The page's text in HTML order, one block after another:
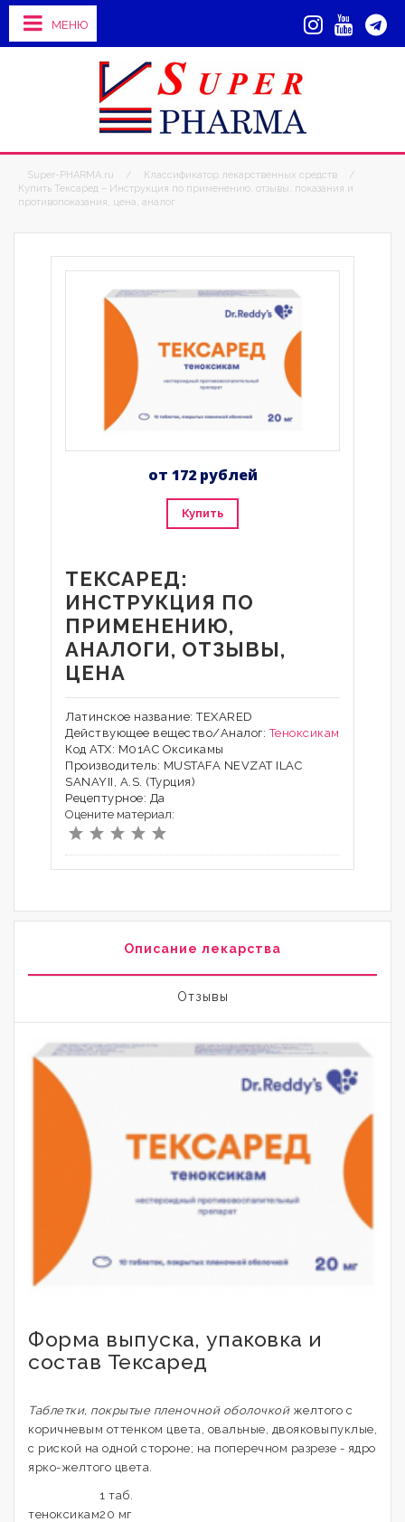
МЕНЮ
Super-PHARMA.ru / Классификатор лекарственных средств
/
Купить Тексаред – Инструкция по применению, отзывы, показания и
противопоказания, цена, аналог
от 172 рублей
Купить
ТЕКСАРЕД:
ИНСТРУКЦИЯ ПО
ПРИМЕНЕНИЮ,
АНАЛОГИ, ОТЗЫВЫ,
ЦЕНА
Латинское название: TEXARED
Действующее вещество/Аналог:Теноксикам
Код АТХ: M01AC Оксикамы
Производитель: MUSTAFA NEVZAT ILAC
SANAYII, A.S. (Турция)
Рецептурное: Да
Оцените материал:
Описание лекарства
Отзывы
Форма выпуска, упаковка и
состав Тексаред
Таблетки, покрытые пленочной оболочкойжелтого с
коричневым оттенком цвета, овальные, двояковыпуклые,
с риской на одной стороне; на поперечном разрезе - ядро
ярко-желтого цвета.
1 таб.
теноксикам20 мг